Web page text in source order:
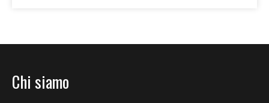
Chi siamo